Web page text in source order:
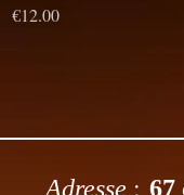
Prix
€12.00
Adresse : 67